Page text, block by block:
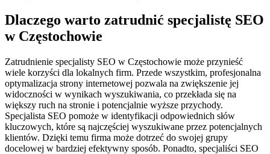
Dlaczego warto zatrudnić specjalistę SEO
w Częstochowie
Zatrudnienie specjalisty SEO w Częstochowie może przynieść
wiele korzyści dla lokalnych firm. Przede wszystkim, profesjonalna
optymalizacja strony internetowej pozwala na zwiększenie jej
widoczności w wynikach wyszukiwania, co przekłada się na
większy ruch na stronie i potencjalnie wyższe przychody.
Specjalista SEO pomoże w identyfikacji odpowiednich słów
kluczowych, które są najczęściej wyszukiwane przez potencjalnych
klientów. Dzięki temu firma może dotrzeć do swojej grupy
docelowej w bardziej efektywny sposób. Ponadto, specjaliści SEO